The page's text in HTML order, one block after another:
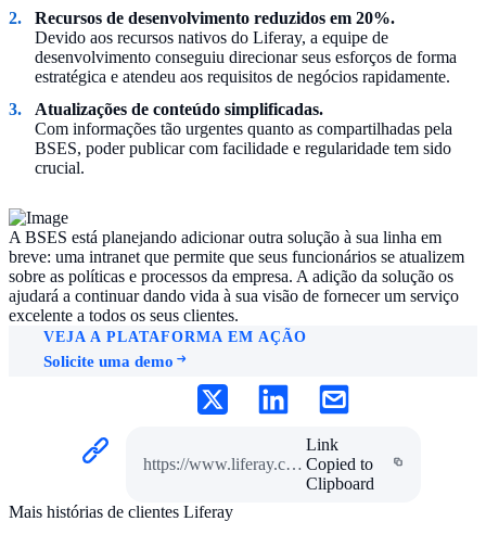
Recursos de desenvolvimento reduzidos em 20%.
Devido aos recursos nativos do Liferay, a equipe de
desenvolvimento conseguiu direcionar seus esforços de forma
estratégica e atendeu aos requisitos de negócios rapidamente.
Atualizações de conteúdo simplificadas.
Com informações tão urgentes quanto as compartilhadas pela
BSES, poder publicar com facilidade e regularidade tem sido
crucial.
A BSES está planejando adicionar outra solução à sua linha em
breve: uma intranet que permite que seus funcionários se atualizem
sobre as políticas e processos da empresa. A adição da solução os
ajudará a continuar dando vida à sua visão de fornecer um serviço
excelente a todos os seus clientes.
VEJA A PLATAFORMA EM AÇÃO
Solicite uma demo
https://www.liferay.com/pt/resources/case-studies/bses-delhi
Link
Copied to
Clipboard
Mais histórias de clientes Liferay